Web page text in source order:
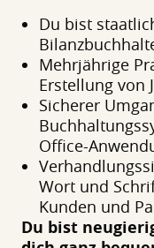
Du bist
Mehrjährige
Erstellung von
Sicherer
Office-
Wort und
Kunden und
Du bist